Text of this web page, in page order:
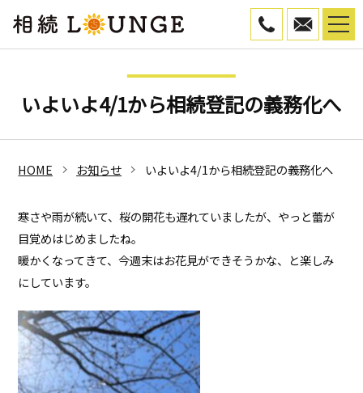
050-5799-
WEB
いよいよ4/1から相続登記の義務化へ
HOME お知らせ いよいよ4/1から相続登記の義務化へ
寒さや雨が続いて、桜の開花も遅れていましたが、やっと蕾が
目覚めはじめましたね。
暖かくなってきて、今週末はお花見ができそうかな、と楽しみ
にしています。